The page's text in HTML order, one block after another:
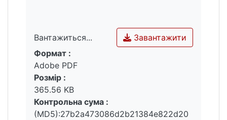
Вантажиться...
Вантажиться...
Завантажити
Формат :
Adobe PDF
Розмір :
365.56 KB
Контрольна сума :
(MD5):27b2a473086d2b21384e822d20